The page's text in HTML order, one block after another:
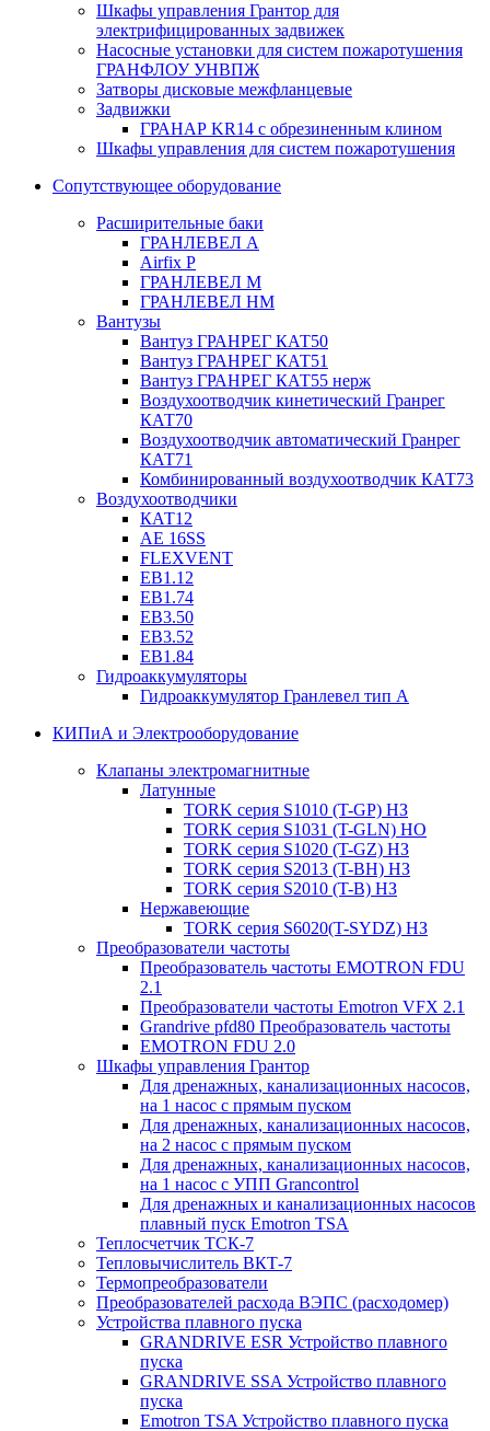
Шкафы управления Грантор для
электрифицированных задвижек
Насосные установки для систем пожаротушения
ГРАНФЛОУ УНВПЖ
Затворы дисковые межфланцевые
Задвижки
ГРАНАР KR14 с обрезиненным клином
Шкафы управления для систем пожаротушения
Сопутствующее оборудование
Расширительные баки
ГРАНЛЕВЕЛ А
Airfix P
ГРАНЛЕВЕЛ М
ГРАНЛЕВЕЛ НМ
Вантузы
Вантуз ГРАНРЕГ КАТ50
Вантуз ГРАНРЕГ КАТ51
Вантуз ГРАНРЕГ КАТ55 нерж
Воздухоотводчик кинетический Гранрег
КАТ70
Воздухоотводчик автоматический Гранрег
КАТ71
Комбинированный воздухоотводчик КАТ73
Воздухоотводчики
КАТ12
AE 16SS
FLEXVENT
EB1.12
EB1.74
EB3.50
EB3.52
EB1.84
Гидроаккумуляторы
Гидроаккумулятор Гранлевел тип А
КИПиА и Электрооборудование
Клапаны электромагнитные
Латунные
TORK серия S1010 (T-GP) НЗ
TORK серия S1031 (T-GLN) НО
TORK серия S1020 (T-GZ) НЗ
TORK серия S2013 (T-BH) НЗ
TORK серия S2010 (T-B) НЗ
Нержавеющие
TORK серия S6020(T-SYDZ) НЗ
Преобразователи частоты
Преобразователь частоты EMOTRON FDU
2.1
Преобразователи частоты Emotron VFX 2.1
Grandrive pfd80 Преобразователь частоты
EMOTRON FDU 2.0
Шкафы управления Грантор
Для дренажных, канализационных насосов,
на 1 насос с прямым пуском
Для дренажных, канализационных насосов,
на 2 насос с прямым пуском
Для дренажных, канализационных насосов,
на 1 насос с УПП Grancontrol
Для дренажных и канализационных насосов
плавный пуск Emotron TSA
Теплосчетчик ТСК-7
Тепловычислитель ВКТ-7
Термопреобразователи
Преобразователей расхода ВЭПС (расходомер)
Устройства плавного пуска
GRANDRIVE ESR Устройство плавного
пуска
GRANDRIVE SSA Устройство плавного
пуска
Emotron TSA Устройство плавного пуска